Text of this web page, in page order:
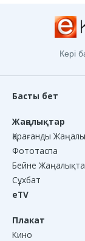
Кері
Басты бет
Жаңалықтар
Қарағанды
Фототаспа
Бейне
Сұхбат
eTV
Плакат
Кино